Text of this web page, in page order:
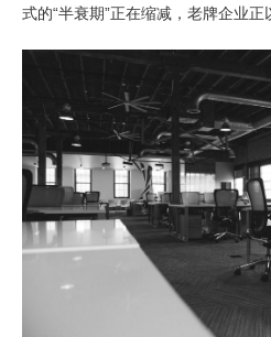
式的“半衰期”正在缩减，老牌企业正